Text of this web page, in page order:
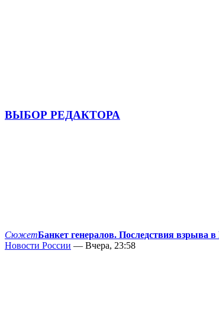
ВЫБОР РЕДАКТОРА
СюжетБанкет генералов. Последствия взрыва
Новости России — Вчера, 23:58